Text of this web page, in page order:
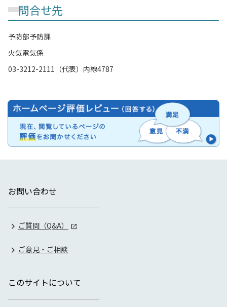
問合せ先
予防部予防課
火気電気係
03-3212-2111（代表）内線4787
お問い合わせ
ご質問（Q&A）
ご意見・ご相談
このサイトについて